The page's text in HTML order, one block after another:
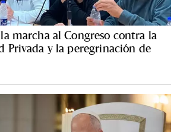
marcha al Congreso contra la
Privada y la peregrinación de